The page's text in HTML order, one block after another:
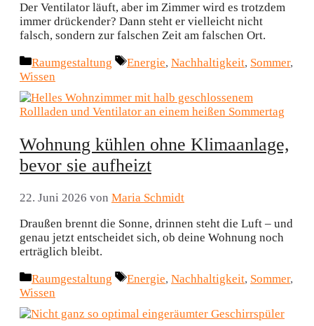
Der Ventilator läuft, aber im Zimmer wird es trotzdem
immer drückender? Dann steht er vielleicht nicht
falsch, sondern zur falschen Zeit am falschen Ort.
Kategorien
Raumgestaltung Schlagwörter
Energie, Nachhaltigkeit, Sommer,
Wissen
Wohnung kühlen ohne Klimaanlage,
bevor sie aufheizt
22. Juni 2026 von Maria Schmidt
Draußen brennt die Sonne, drinnen steht die Luft – und
genau jetzt entscheidet sich, ob deine Wohnung noch
erträglich bleibt.
Kategorien
Raumgestaltung Schlagwörter
Energie, Nachhaltigkeit, Sommer,
Wissen